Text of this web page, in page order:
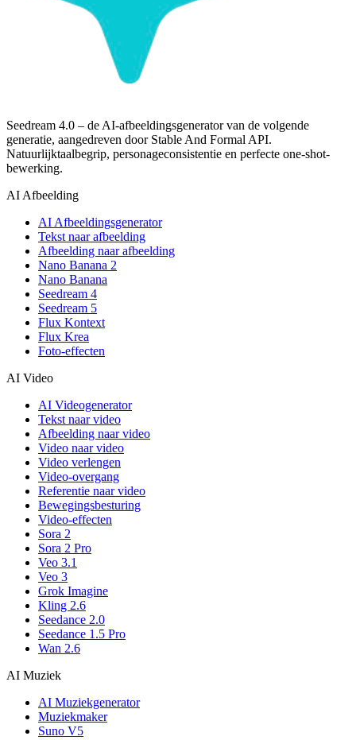
Seedream 4.0 – de AI-afbeeldingsgenerator van de volgende
generatie, aangedreven door Stable And Formal API.
Natuurlijktaalbegrip, personageconsistentie en perfecte one-shot-
bewerking.
AI Afbeelding
AI Afbeeldingsgenerator
Tekst naar afbeelding
Afbeelding naar afbeelding
Nano Banana 2
Nano Banana
Seedream 4
Seedream 5
Flux Kontext
Flux Krea
Foto-effecten
AI Video
AI Videogenerator
Tekst naar video
Afbeelding naar video
Video naar video
Video verlengen
Video-overgang
Referentie naar video
Bewegingsbesturing
Video-effecten
Sora 2
Sora 2 Pro
Veo 3.1
Veo 3
Grok Imagine
Kling 2.6
Seedance 2.0
Seedance 1.5 Pro
Wan 2.6
AI Muziek
AI Muziekgenerator
Muziekmaker
Suno V5